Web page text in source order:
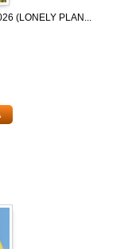
(LONELY PLAN...